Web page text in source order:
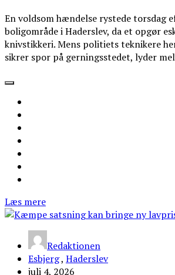
En voldsom hændelse rystede torsdag
boligområde i Haderslev, da et opgør
knivstikkeri. Mens politiets teknikere
sikrer spor på gerningsstedet, lyder
Læs mere
Redaktionen
Esbjerg, Haderslev
juli 4, 2026